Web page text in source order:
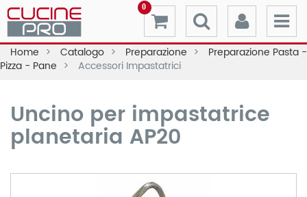
0
Home Catalogo Preparazione
Preparazione Pasta -
Pizza - Pane
Accessori Impastatrici
Uncino per impastatrice
planetaria AP20